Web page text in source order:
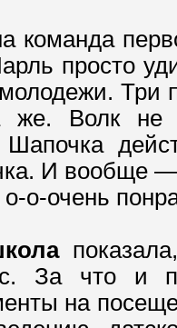
команда
просто
Три
же. Волк
И вообще
о-о-очень
За что и
на